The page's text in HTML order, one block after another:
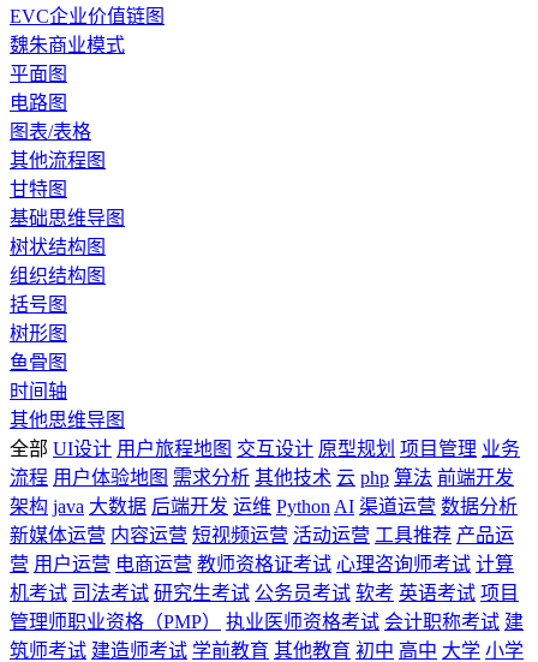
EVC企业价值链图
魏朱商业模式
平面图
电路图
图表/表格
其他流程图
甘特图
基础思维导图
树状结构图
组织结构图
括号图
树形图
鱼骨图
时间轴
其他思维导图
全部 UI设计 用户旅程地图 交互设计 原型规划 项目管理 业务
流程 用户体验地图 需求分析 其他技术 云 php 算法 前端开发
架构 java 大数据 后端开发 运维 Python AI 渠道运营 数据分析
新媒体运营 内容运营 短视频运营 活动运营 工具推荐 产品运
营 用户运营 电商运营 教师资格证考试 心理咨询师考试 计算
机考试 司法考试 研究生考试 公务员考试 软考 英语考试 项目
管理师职业资格（PMP）
执业医师资格考试 会计职称考试 建
筑师考试 建造师考试 学前教育 其他教育 初中 高中 大学 小学